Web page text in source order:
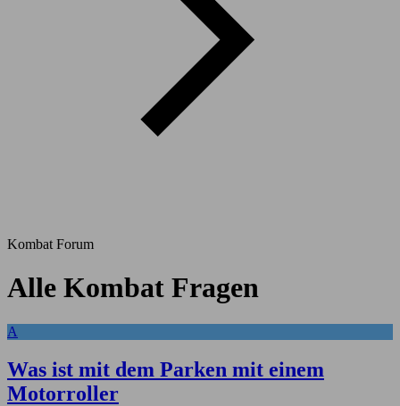
Kombat Forum
Alle Kombat Fragen
A
Was ist mit dem Parken mit einem
Motorroller